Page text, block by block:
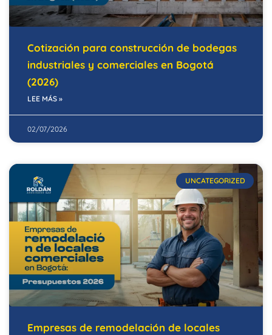
Cotización para construcción de bodegas
industriales y comerciales en Bogotá
(2026)
LEE MÁS »
02/07/2026
UNCATEGORIZED
Empresas de remodelación de locales